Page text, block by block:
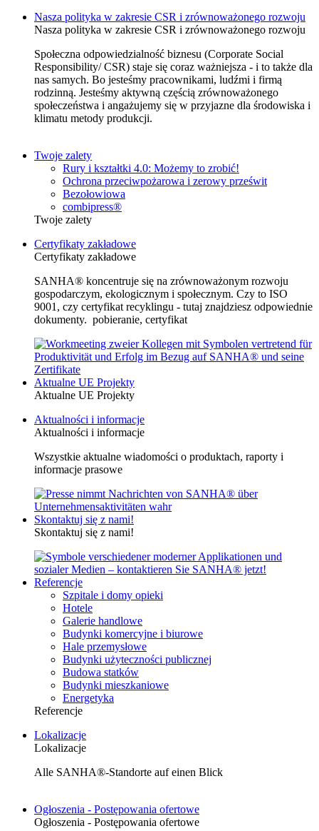
Nasza polityka w zakresie CSR i zrównoważonego rozwoju
Nasza polityka w zakresie CSR i zrównoważonego rozwoju
Społeczna odpowiedzialność biznesu (Corporate Social
Responsibility/ CSR) staje się coraz ważniejsza - i to także dla
nas samych. Bo jesteśmy pracownikami, ludźmi i firmą
rodzinną. Jesteśmy aktywną częścią zrównoważonego
społeczeństwa i angażujemy się w przyjazne dla środowiska i
klimatu metody produkcji.
Twoje zalety
Rury i kształtki 4.0: Możemy to zrobić!
Ochrona przeciwpożarowa i zerowy prześwit
Bezołowiowa
combipress®
Twoje zalety
Certyfikaty zakładowe
Certyfikaty zakładowe
SANHA® koncentruje się na zrównoważonym rozwoju
gospodarczym, ekologicznym i społecznym. Czy to ISO
9001, czy certyfikat recyklingu - tutaj znajdziesz odpowiednie
dokumenty. pobieranie, certyfikat
Aktualne UE Projekty
Aktualne UE Projekty
Aktualności i informacje
Aktualności i informacje
Wszystkie aktualne wiadomości o produktach, raporty i
informacje prasowe
Skontaktuj się z nami!
Skontaktuj się z nami!
Referencje
Szpitale i domy opieki
Hotele
Galerie handlowe
Budynki komercyjne i biurowe
Hale przemysłowe
Budynki użyteczności publicznej
Budowa statków
Budynki mieszkaniowe
Energetyka
Referencje
Lokalizacje
Lokalizacje
Alle SANHA®-Standorte auf einen Blick
Ogłoszenia - Postępowania ofertowe
Ogłoszenia - Postępowania ofertowe